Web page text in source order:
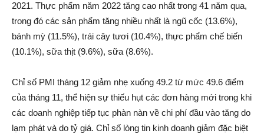
2021. Thực phẩm năm 2022 tăng cao nhất trong 41 năm qua,
trong đó các sản phẩm tăng nhiều nhất là ngũ cốc (13.6%),
bánh mỳ (11.5%), trái cây tươi (10.4%), thực phẩm chế biến
(10.1%), sữa thịt (9.6%), sữa (8.6%).
Chỉ số PMI tháng 12 giảm nhẹ xuống 49.2 từ mức 49.6 điểm
của tháng 11, thể hiện sự thiếu hụt các đơn hàng mới trong khi
các doanh nghiệp tiếp tục phàn nàn về chi phí đầu vào tăng do
lạm phát và do tỷ giá. Chỉ số lòng tin kinh doanh giảm đặc biệt